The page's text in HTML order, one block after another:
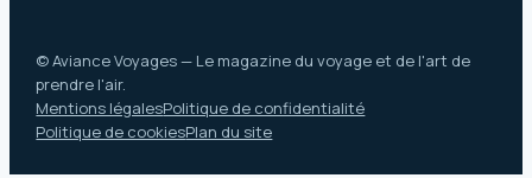
© Aviance Voyages — Le magazine du voyage et de l'art de
prendre l'air.
Mentions légalesPolitique de confidentialité
Politique de cookiesPlan du site